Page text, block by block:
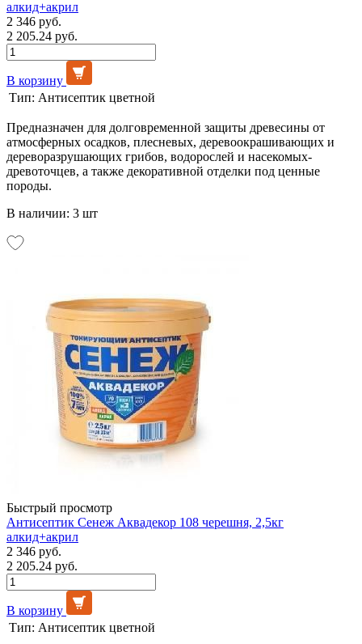
алкид+акрил
2 346 руб.
2 205.24 руб.
В корзину
Тип: Антисептик цветной
Предназначен для долговременной защиты древесины от
атмосферных осадков, плесневых, деревоокрашивающих и
дереворазрушающих грибов, водорослей и насекомых-
древоточцев, а также декоративной отделки под ценные
породы.
В наличии: 3 шт
Быстрый просмотр
Антисептик Сенеж Аквадекор 108 черешня, 2,5кг
алкид+акрил
2 346 руб.
2 205.24 руб.
В корзину
Тип: Антисептик цветной